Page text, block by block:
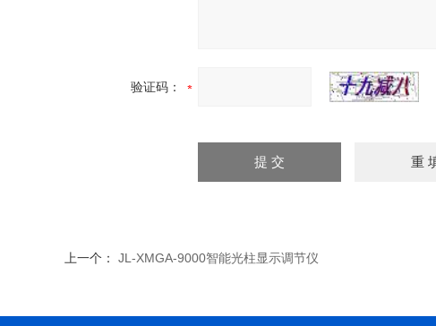
验证码：
上一个： JL-XMGA-9000智能光柱显示调节仪